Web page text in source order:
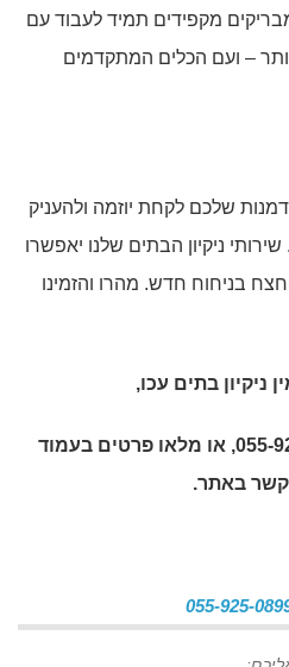
מקפידים תמיד לעבוד עם
– ועם הכלים המתקדמים
שלכם לקחת יוזמה ולהעניק
ניקיון הבתים שלנו יאפשרו
בניחוח חדש. מהרו והזמינו
ניקיון בתים עכו,
צרו קשר בטלפון 055-925-0899, או מלאו פרטים בעמוד
קשר באתר.